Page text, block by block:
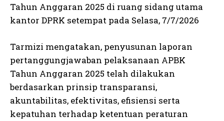
Tahun Anggaran 2025 di ruang sidang utama
kantor DPRK setempat pada Selasa, 7/7/2026
Tarmizi mengatakan, penyusunan laporan
pertanggungjawaban pelaksanaan APBK
Tahun Anggaran 2025 telah dilakukan
berdasarkan prinsip transparansi,
akuntabilitas, efektivitas, efisiensi serta
kepatuhan terhadap ketentuan peraturan